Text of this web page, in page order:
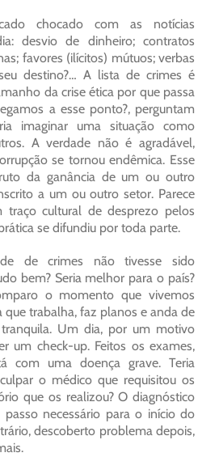
chocado com as notícias
desvio de dinheiro; contratos
favores (ilícitos) mútuos; verbas
destino?… A lista de crimes é
da crise ética por que passa
a esse ponto?, perguntam
imaginar uma situação como
A verdade não é agradável,
se tornou endêmica. Esse
da ganância de um ou outro
a um ou outro setor. Parece
traço cultural de desprezo pelos
se difundiu por toda parte.
de crimes não tivesse sido
bem? Seria melhor para o país?
o momento que vivemos
que trabalha, faz planos e anda de
Um dia, por um motivo
um check-up. Feitos os exames,
com uma doença grave. Teria
o médico que requisitou os
que os realizou? O diagnóstico
necessário para o início do
descoberto problema depois,